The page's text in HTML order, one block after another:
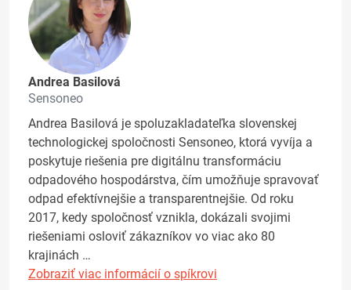
Andrea Basilová
Sensoneo
Andrea Basilová je spoluzakladateľka slovenskej
technologickej spoločnosti Sensoneo, ktorá vyvíja a
poskytuje riešenia pre digitálnu transformáciu
odpadového hospodárstva, čím umožňuje spravovať
odpad efektívnejšie a transparentnejšie. Od roku
2017, kedy spoločnosť vznikla, dokázali svojimi
riešeniami osloviť zákazníkov vo viac ako 80
krajinách …
Zobraziť viac informácií o spíkrovi